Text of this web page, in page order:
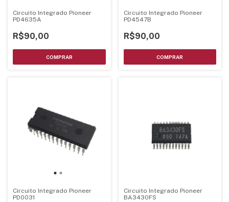
Circuito Integrado Pioneer
PD4635A
R$90,00
Circuito Integrado Pioneer
PD4547B
R$90,00
Circuito Integrado Pioneer
PD0031
Circuito Integrado Pioneer
BA3430FS